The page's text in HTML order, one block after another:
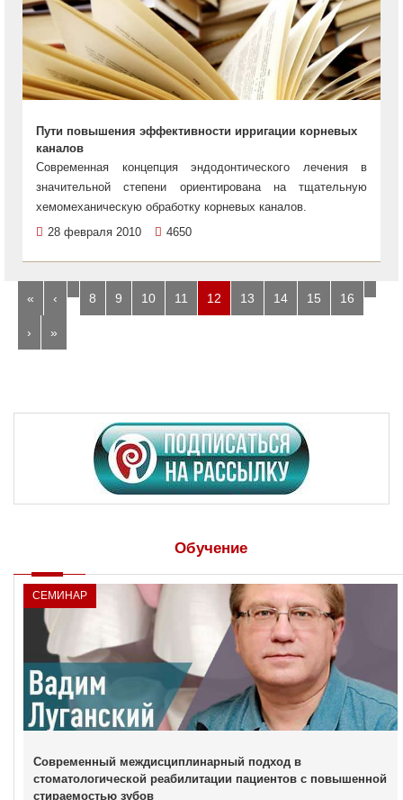
Пути повышения эффективности ирригации корневых
каналов
Современная концепция эндодонтического лечения в
значительной степени ориентирована на тщательную
хемомеханическую обработку корневых каналов.
28 февраля 2010
4650
« ‹ 8 9 10 11 12 13 14 15 16
› »
Обучение
СЕМИНАР
Современный междисциплинарный подход в
стоматологической реабилитации пациентов с повышенной
стираемостью зубов